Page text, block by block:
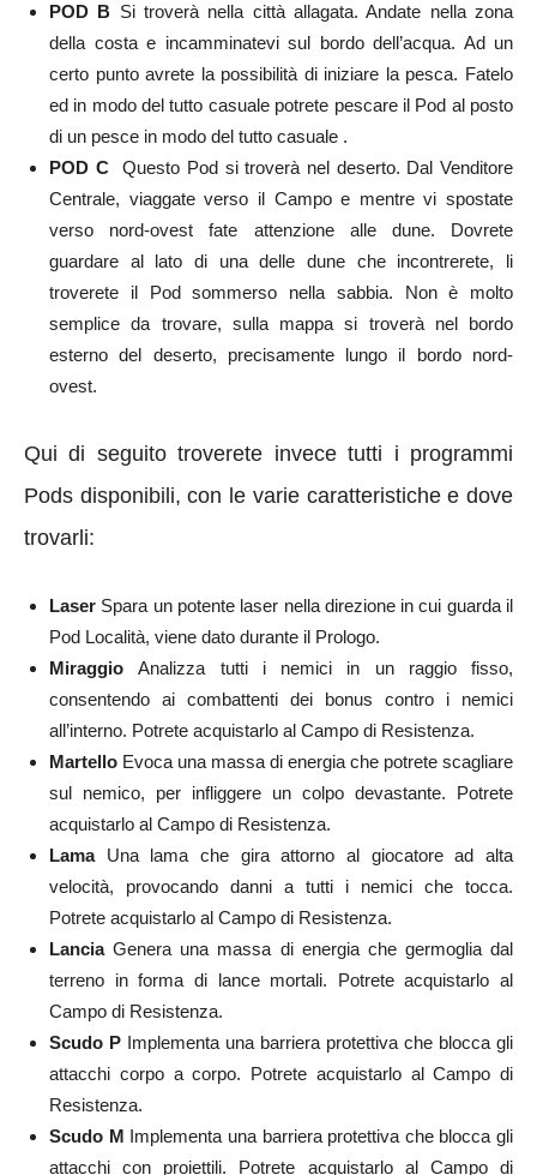
POD B Si troverà nella città allagata. Andate nella zona
della costa e incamminatevi sul bordo dell’acqua. Ad un
certo punto avrete la possibilità di iniziare la pesca. Fatelo
ed in modo del tutto casuale potrete pescare il Pod al posto
di un pesce in modo del tutto casuale .
POD CQuesto Pod si troverà nel deserto. Dal Venditore
Centrale, viaggate verso il Campo e mentre vi spostate
verso nord-ovest fate attenzione alle dune. Dovrete
guardare al lato di una delle dune che incontrerete, li
troverete il Pod sommerso nella sabbia. Non è molto
semplice da trovare, sulla mappa si troverà nel bordo
esterno del deserto, precisamente lungo il bordo nord-
ovest.
Qui di seguito troverete invece tutti i programmi
Pods disponibili, con le varie caratteristiche e dove
trovarli:
Laser Spara un potente laser nella direzione in cui guarda il
Pod Località, viene dato durante il Prologo.
MiraggioAnalizza tutti i nemici in un raggio fisso,
consentendo ai combattenti dei bonus contro i nemici
all’interno. Potrete acquistarlo al Campo di Resistenza.
Martello Evoca una massa di energia che potrete scagliare
sul nemico, per infliggere un colpo devastante. Potrete
acquistarlo al Campo di Resistenza.
Lama Una lama che giraattorno al giocatore ad alta
velocità, provocando danni a tutti i nemici che tocca.
Potrete acquistarlo al Campo di Resistenza.
Lancia Genera una massa di energia che germoglia dal
terreno in forma di lance mortali. Potrete acquistarlo al
Campo di Resistenza.
Scudo P Implementa una barriera protettiva che blocca gli
attacchi corpo a corpo. Potrete acquistarlo al Campo di
Resistenza.
Scudo M Implementa una barriera protettiva che blocca gli
attacchi con proiettili. Potrete acquistarlo al Campo di